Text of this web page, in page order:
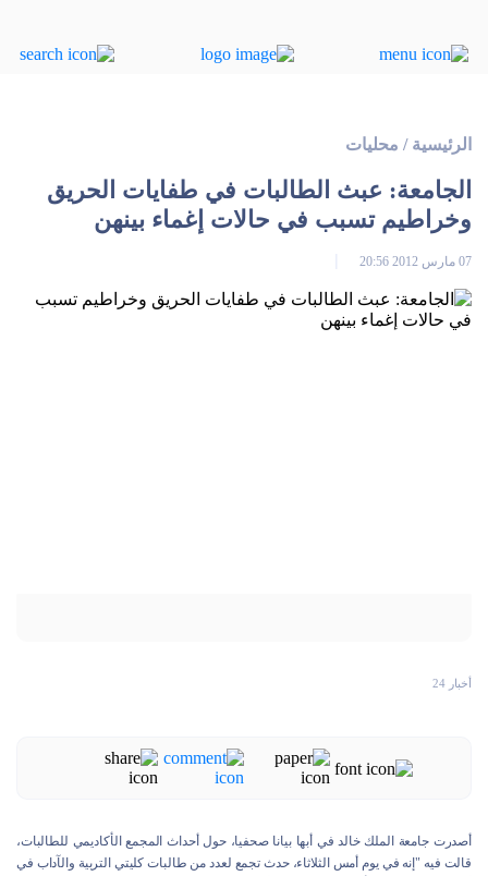
الرئيسية / محليات
الجامعة: عبث الطالبات في طفايات الحريق
وخراطيم تسبب في حالات إغماء بينهن
07 مارس 2012 20:56
أخبار 24
أصدرت جامعة الملك خالد في أبها بيانا صحفيا، حول أحداث المجمع الأكاديمي للطالبات،
قالت فيه "إنه في يوم أمس الثلاثاء، حدث تجمع لعدد من طالبات كليتي التربية والآداب في